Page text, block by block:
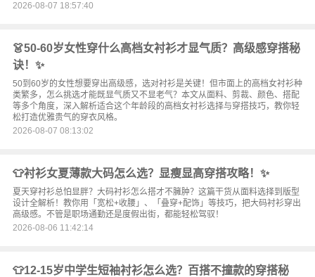
2026-08-07 18:57:40
👗50-60岁女性穿什么高档女衬衫才显气质？高级感穿搭秘
诀！✨
50到60岁的女性想要穿出高级感，选对衬衫是关键！但市面上的高档女衬衫种
类繁多，怎么挑选才能既显气质又不显老气？本文从面料、剪裁、颜色、搭配
等多个角度，深入解析适合这个年龄段的高档女衬衫选择与穿搭技巧，教你轻
松打造优雅贵气的穿衣风格。
2026-08-07 08:13:02
👕衬衫女夏薄款大码怎么选？显瘦显高穿搭攻略！✨
夏天穿衬衫总怕显胖？大码衬衫怎么搭才不臃肿？这篇干货从面料选择到版型
设计全解析！教你用「宽松+收腰」、「叠穿+配饰」等技巧，把大码衬衫穿出
高级感。不管是职场通勤还是度假出街，都能轻松驾驭！
2026-08-06 11:42:14
👕12-15岁中学生短袖衬衫怎么选？百搭不撞款的穿搭秘